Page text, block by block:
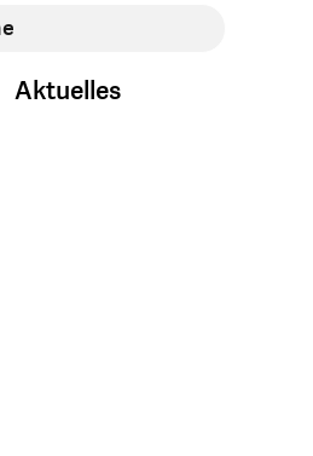
Aktuelles